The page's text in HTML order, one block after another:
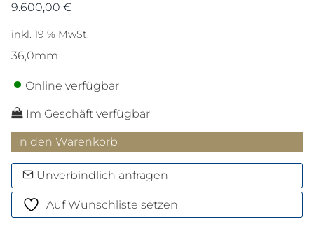
9.600,00 €
inkl. 19 % MwSt.
36,0mm
Online verfügbar
Im Geschäft verfügbar
Chronomat
Automatic
36
Menge
In den Warenkorb
Unverbindlich anfragen
Auf Wunschliste setzen